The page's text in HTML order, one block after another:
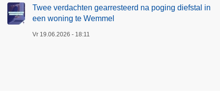
Twee verdachten gearresteerd na poging diefstal in
een woning te Wemmel
Vr 19.06.2026 - 18:11